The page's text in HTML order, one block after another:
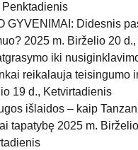
Penktadienis
GYVENIMAI: Didesnis
2025 m. Birželio 20
iki
reikalauja teisingumo
19 d., Ketvirtadienis
išlaidos – kaip
tapatybę 2025 m.